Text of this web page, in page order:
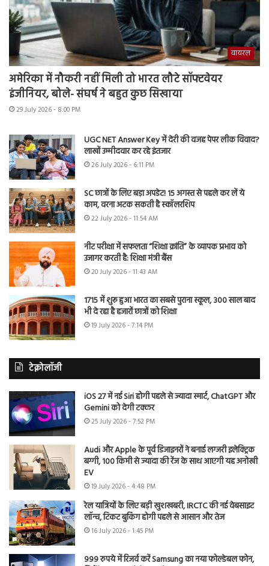
वायरल
अमेरिका में नौकरी नहीं मिली तो भारत लौटे सॉफ्टवेयर
इंजीनियर, बोले- संघर्ष ने बहुत कुछ सिखाया
29 July 2026 - 8:00 PM
UGC NET Answer Key में देरी की वजह पेपर लीक विवाद?
लाखों उम्मीदवार कर रहे इंतजार
26 July 2026 - 6:11 PM
SC छात्रों के लिए बड़ा अपडेट! 15 अगस्त से पहले कर लें ये
काम, वरना अटक सकती है स्कॉलरशिप
22 July 2026 - 11:54 AM
नीट परीक्षा में सफलता “शिक्षा क्रांति” के व्यापक प्रभाव को
उजागर करती है: शिक्षा मंत्री बैंस
20 July 2026 - 11:43 AM
1715 में शुरू हुआ भारत का सबसे पुराना स्कूल, 300 साल बाद
भी दे रहा है हजारों छात्रों को शिक्षा
19 July 2026 - 7:14 PM
टेक्नोलॉजी
iOS 27 में नई Siri होगी पहले से ज्यादा स्मार्ट, ChatGPT और
Gemini को देगी टक्कर
25 July 2026 - 7:52 PM
Audi और Apple के पूर्व डिजाइनरों ने बनाई लग्जरी इलेक्ट्रिक
बग्गी, 100 किमी से ज्यादा की रेंज के साथ आएगी यह अनोखी
EV
19 July 2026 - 4:48 PM
रेल यात्रियों के लिए बड़ी खुशखबरी, IRCTC की नई वेबसाइट
लॉन्च, टिकट बुकिंग होगी पहले से आसान और तेज
16 July 2026 - 1:45 PM
999 रुपये में रिजर्व करें Samsung का नया फोल्डेबल फोन,